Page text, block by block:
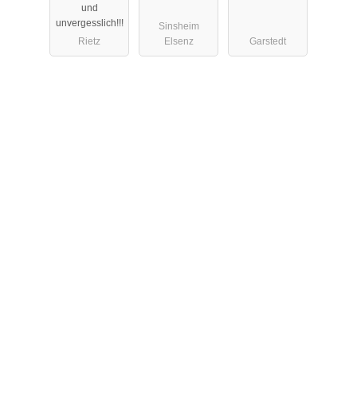
und
unvergesslich!!!
Rietz
Sinsheim
Elsenz
Garstedt